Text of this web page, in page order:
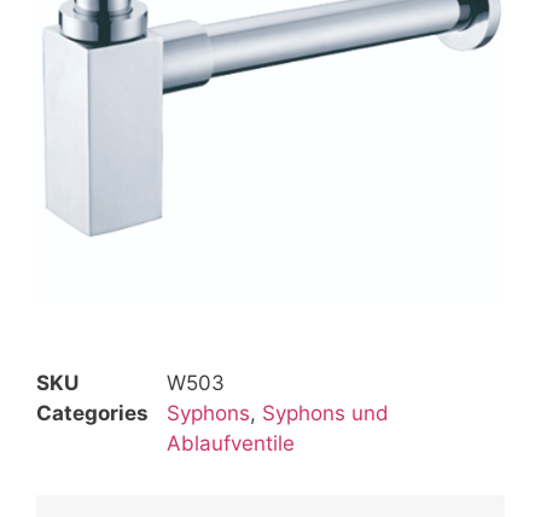
SKU
W503
Categories
Syphons, Syphons und
Ablaufventile